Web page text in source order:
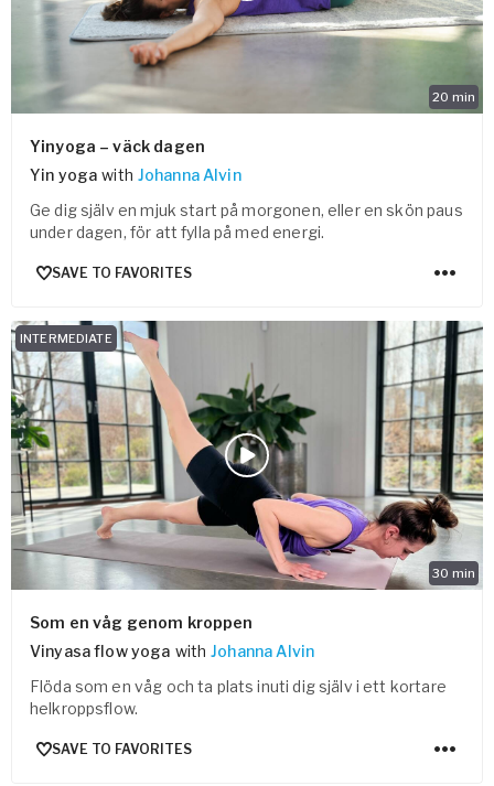
20 min
Yinyoga – väck dagen
Yin yoga with Johanna Alvin
Ge dig själv en mjuk start på morgonen, eller en skön paus
under dagen, för att fylla på med energi.
SAVE TO FAVORITES
30 min
INTERMEDIATE
Som en våg genom kroppen
Vinyasa flow yoga with Johanna Alvin
Flöda som en våg och ta plats inuti dig själv i ett kortare
helkroppsflow.
SAVE TO FAVORITES